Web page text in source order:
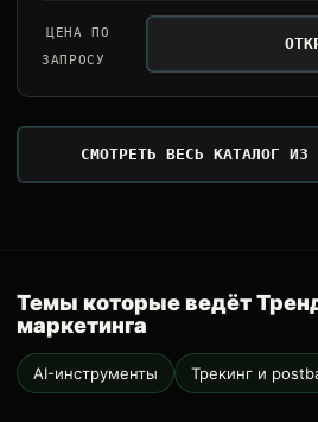
ЦЕНА ПО
ЗАПРОСУ
СМОТРЕТЬ ВЕСЬ КАТАЛОГ
Темы которые ведёт
маркетинга
AI-инструменты Трекинг и